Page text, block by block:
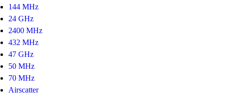
144 MHz
24 GHz
2400 MHz
432 MHz
47 GHz
50 MHz
70 MHz
Airscatter